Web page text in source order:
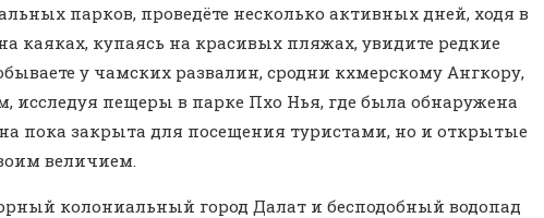
парков, проведёте несколько активных дней, ходя в
каяках, купаясь на красивых пляжах, увидите редкие
у чамских развалин, сродни кхмерскому Ангкору,
исследуя пещеры в парке Пхо Нья, где была обнаружена
пока закрыта для посещения туристами, но и открытые
величием.
колониальный город Далат и бесподобный водопад